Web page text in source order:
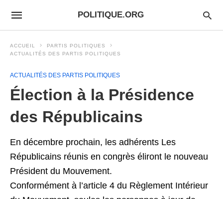
POLITIQUE.ORG
ACCUEIL
PARTIS POLITIQUES
ACTUALITÉS DES PARTIS POLITIQUES
ACTUALITÉS DES PARTIS POLITIQUES
Élection à la Présidence
des Républicains
En décembre prochain, les adhérents Les
Républicains réunis en congrès éliront le nouveau
Président du Mouvement.
Conformément à l’article 4 du Règlement Intérieur